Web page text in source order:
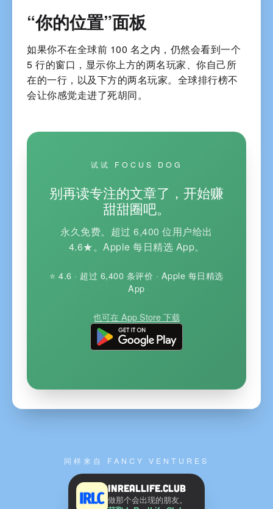
“你的位置”面板
如果你不在全球前 100 名之内，仍然会看到一个
5 行的窗口，显示你上方的两名玩家、你自己所
在的一行，以及下方的两名玩家。全球排行榜不
会让你感觉走进了死胡同。
试试 FOCUS DOG
别再读专注的文章了，开始赚
甜甜圈吧。
永久免费。超过 6,400 位用户给出
4.6★。Apple 每日精选 App。
⭐ 4.6 · 超过 6,400 条评价 · Apple 每日精选
App
也可在 App Store 下载
同样来自 FANCY VENTURES
InRealLife.Club
做那个会出现的朋友。